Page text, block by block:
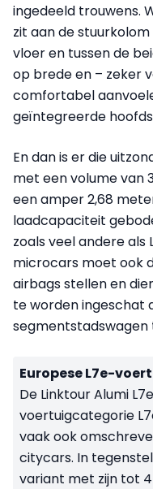
ingedeeld trouwens.
zit aan de
vloer en tussen de
op brede en – zeker
comfortabel
geïntegreerde
En dan is er die
met een volume van
een amper 2,68
laadcapaciteit
zoals veel andere
microcars moet ook
airbags stellen en
te worden ingeschat
segmentstadswagen
Europese L7e-
De Linktour Alumi
voertuigcategorie
vaak ook
citycars. In
variant met zijn tot